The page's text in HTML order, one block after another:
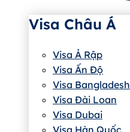
Visa Châu Á
Visa Ả Rập
Visa Ấn Độ
Visa Bangladesh
Visa Đài Loan
Visa Dubai